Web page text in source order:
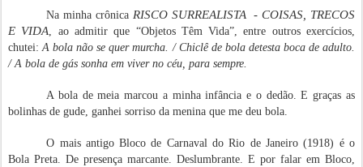
Na minha crônica RISCO SURREALISTA - COISAS, TRECOS
E VIDA , ao admitir que “Objetos Têm Vida”, entre outros exercícios,
chutei:A bola não se quer murcha. / Chiclê de bola detesta boca de adulto.
/ A bola de gás sonha em viver no céu, para sempre.
A bola de meia marcou a minha infância e o dedão. E graças as
bolinhas de gude, ganhei sorriso da menina que me deu bola.
O mais antigo Bloco de Carnaval do Rio de Janeiro (1918) é o
Bola Preta. De presença marcante. Deslumbrante. E por falar em Bloco,